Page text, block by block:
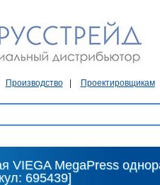
Производство Проектировщикам
VIEGA MegaPress
695439]